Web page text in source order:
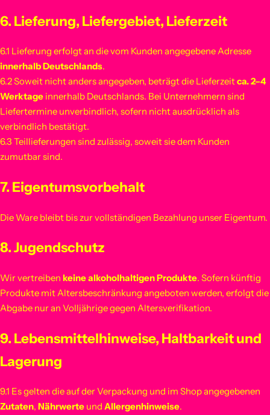
6. Lieferung, Liefergebiet, Lieferzeit
6.1 Lieferung erfolgt an die vom Kunden angegebene Adresse
innerhalb Deutschlands.
6.2 Soweit nicht anders angegeben, beträgt die Lieferzeitca. 2–4
Werktage innerhalb Deutschlands. Bei Unternehmern sind
Liefertermine unverbindlich, sofern nicht ausdrücklich als
verbindlich bestätigt.
6.3 Teillieferungen sind zulässig, soweit sie dem Kunden
zumutbar sind.
7. Eigentumsvorbehalt
Die Ware bleibt bis zur vollständigen Bezahlung unser Eigentum.
8. Jugendschutz
Wir vertreiben keine alkoholhaltigen Produkte. Sofern künftig
Produkte mit Altersbeschränkung angeboten werden, erfolgt die
Abgabe nur an Volljährige gegen Altersverifikation.
9. Lebensmittelhinweise, Haltbarkeit und
Lagerung
9.1 Es gelten die auf der Verpackung und im Shop angegebenen
Zutaten, Nährwerte und Allergenhinweise.